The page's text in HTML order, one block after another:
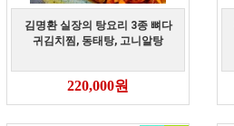
김명환 실장의 탕요리 3종 뼈다
귀김치찜, 동태탕, 고니알탕
220,000원